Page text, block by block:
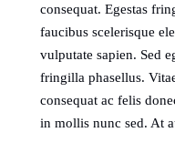
consequat. Egestas
faucibus scelerisque
vulputate sapien. Sed
fringilla phasellus.
consequat ac felis
in mollis nunc sed. At